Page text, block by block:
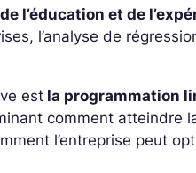
l’éducation et de
l’analyse de
est la programmation
comment atteindre
l’entreprise peut